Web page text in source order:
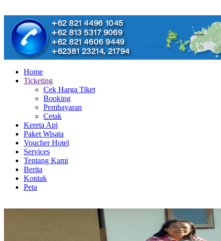
Home
Ticketing
Cek Harga Tiket
Booking
Pembayaran
Cetak
Kereta Api
Paket Wisata
Voucher Hotel
Services
Tentang Kami
Berita
Kontak
Peta